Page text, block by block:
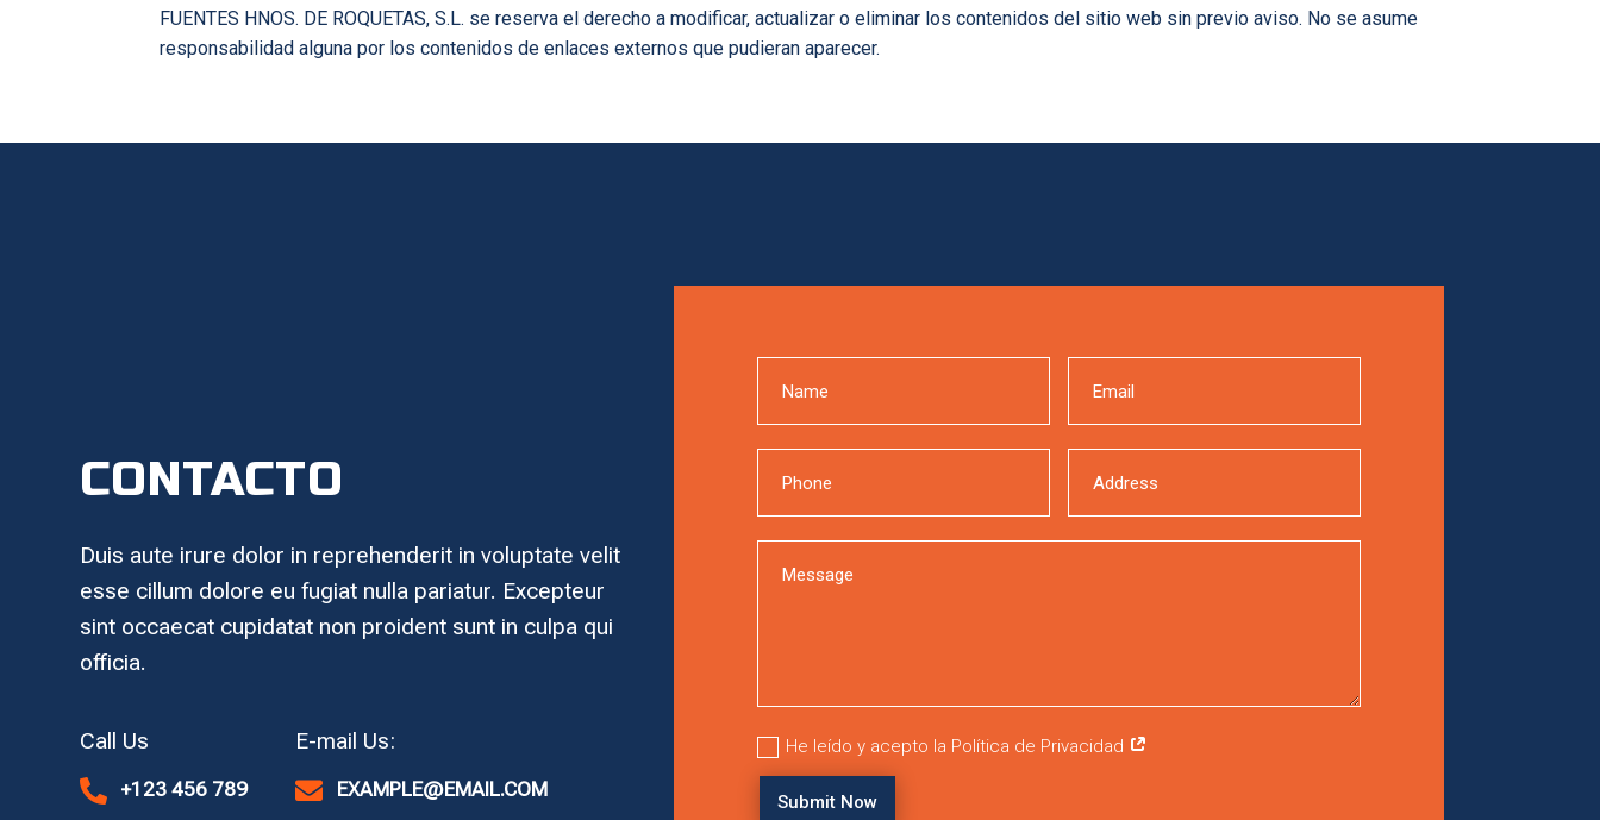
FUENTES HNOS. DE ROQUETAS, S.L. se reserva el derecho a modificar, actualizar o eliminar los contenidos del sitio web sin previo aviso. No se asume
responsabilidad alguna por los contenidos de enlaces externos que pudieran aparecer.
CONTACTO
Duis aute irure dolor in reprehenderit in voluptate velit
esse cillum dolore eu fugiat nulla pariatur. Excepteur
sint occaecat cupidatat non proident sunt in culpa qui
officia.
 +123 456 789  EXAMPLE@EMAIL.COM
He leído y acepto la Política de Privacidad
Submit Now